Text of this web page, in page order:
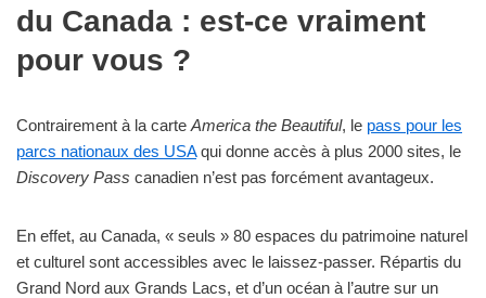
du Canada : est-ce vraiment
pour vous ?
Contrairement à la carte America the Beautiful, le pass pour les
parcs nationaux des USAqui donne accès à plus 2000 sites, le
Discovery Pass canadien n’est pas forcément avantageux.
En effet, au Canada, « seuls » 80 espaces du patrimoine naturel
et culturel sont accessibles avec le laissez-passer. Répartis du
Grand Nord aux Grands Lacs, et d’un océan à l’autre sur un